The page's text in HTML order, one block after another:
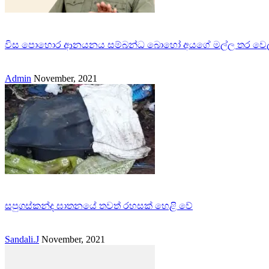
විස පොහොර ආනයනය සම්බන්ධ බොහෝ අයගේ මල්ල තර වෙලා
Admin November, 2021
සපුගස්කන්ද ඝාතනයේ තවත් රහසක් හෙළි වේ
Sandali.J November, 2021